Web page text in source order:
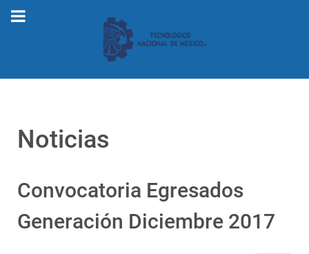
Noticias
Convocatoria Egresados
Generación Diciembre 2017